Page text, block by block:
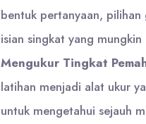
bentuk pertanyaan, pilihan
isian singkat yang mungkin
Mengukur Tingkat
latihan menjadi alat ukur
untuk mengetahui sejauh